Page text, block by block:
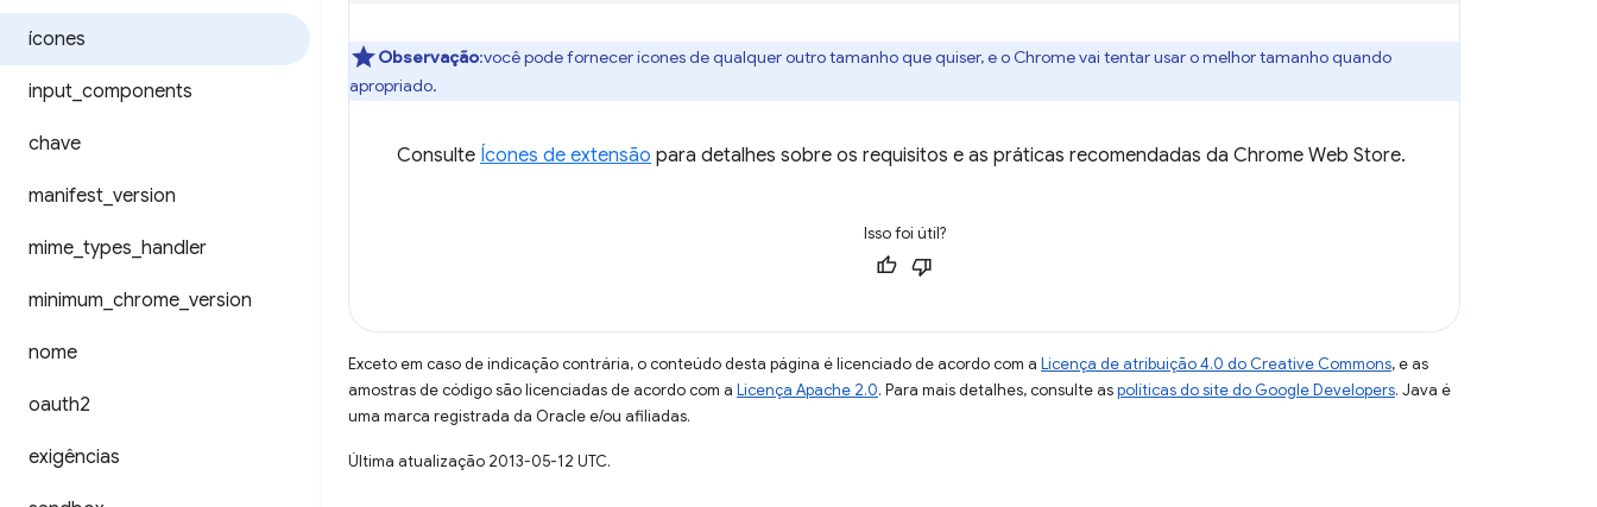
ícones
input components
chave
manifest version
mime types handler
minimum chrome version
nome
oauth2
exigências
Observação:você pode fornecer ícones de qualquer outro tamanho que quiser, e o Chrome vai tentar usar o melhor tamanho quando
apropriado.
Consulte Ícones de extensão para detalhes sobre os requisitos e as práticas recomendadas da Chrome Web Store.
Isso foi útil?
Exceto em caso de indicação contrária, o conteúdo desta página é licenciado de acordo com a Licença de atribuição 4.0 do Creative Commons, e as
amostras de código são licenciadas de acordo com a Licença Apache 2.0. Para mais detalhes, consulte aspolíticas do site do Google Developers. Java é
uma marca registrada da Oracle e/ou afiliadas.
Última atualização 2013-05-12 UTC.